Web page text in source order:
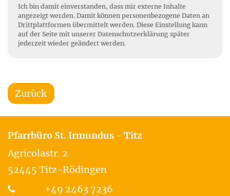
Ich bin damit einverstanden, dass mir externe Inhalte
angezeigt werden. Damit können personenbezogene Daten an
Drittplattformen übermittelt werden. Diese Einstellung kann
auf der Seite mit unserer Datenschutzerklärung später
jederzeit wieder geändert werden.
Zurück
Pfarrbüro St. Irmundus - Titz
Agricolastr. 2
52445 Titz-Rödingen
+49 2463 7236